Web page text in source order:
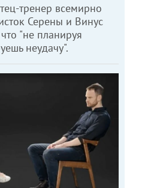
тренер всемирно
Серены и Винус
"не планируя
неудачу".